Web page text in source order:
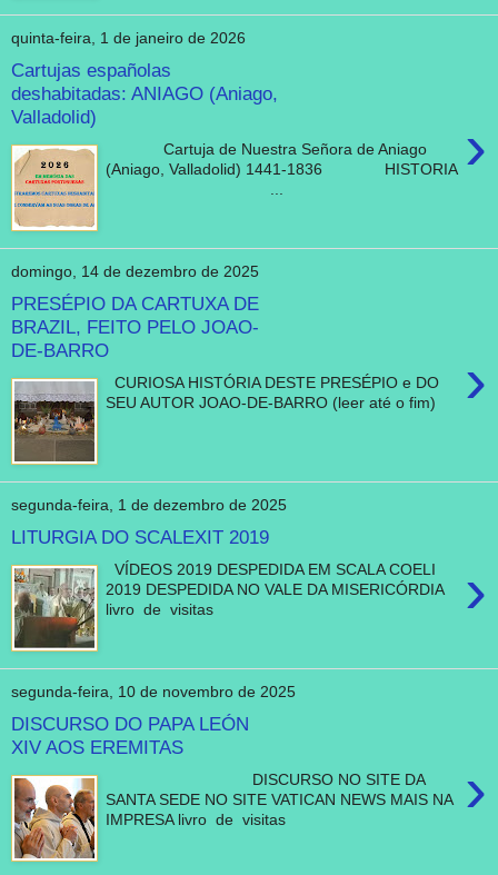
quinta-feira, 1 de janeiro de 2026
Cartujas españolas
deshabitadas: ANIAGO (Aniago,
Valladolid)
›
Cartuja de Nuestra Señora de Aniago
(Aniago, Valladolid) 1441-1836 HISTORIA
domingo, 14 de dezembro de 2025
PRESÉPIO DA CARTUXA DE
BRAZIL, FEITO PELO JOAO-
DE-BARRO
›
CURIOSA HISTÓRIA DESTE PRESÉPIO e DO
SEU AUTOR JOAO-DE-BARRO (leer até o fim)
segunda-feira, 1 de dezembro de 2025
LITURGIA DO SCALEXIT 2019
›
VÍDEOS 2019 DESPEDIDA EM SCALA COELI
2019 DESPEDIDA NO VALE DA MISERICÓRDIA
livro de visitas
segunda-feira, 10 de novembro de 2025
DISCURSO DO PAPA LEÓN
XIV AOS EREMITAS
›
DISCURSO NO SITE DA
SANTA SEDE NO SITE VATICAN NEWS MAIS NA
IMPRESA livro de visitas